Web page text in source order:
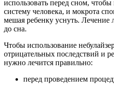
использовать перед сном,
систему человека, и мокрота
мешая ребенку уснуть. Лечение
до сна.
Чтобы использование
отрицательных последствий и
нужно лечится правильно:
перед проведением